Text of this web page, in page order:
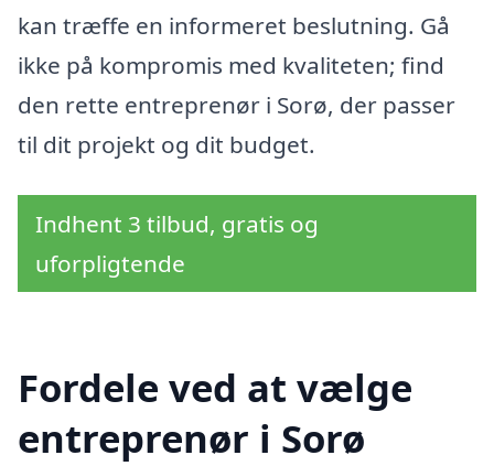
kan træffe en informeret beslutning. Gå
ikke på kompromis med kvaliteten; find
den rette entreprenør i Sorø, der passer
til dit projekt og dit budget.
Indhent 3 tilbud, gratis og
uforpligtende
Fordele ved at vælge
entreprenør i Sorø